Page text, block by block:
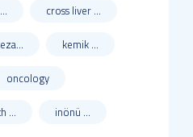
cross liver ...
kemik ...
oncology
... inönü ...